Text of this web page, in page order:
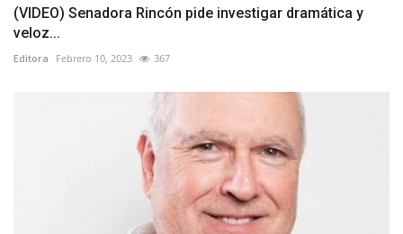
(VIDEO) Senadora Rincón pide investigar dramática y
veloz...
Editora Febrero 10, 2023 367